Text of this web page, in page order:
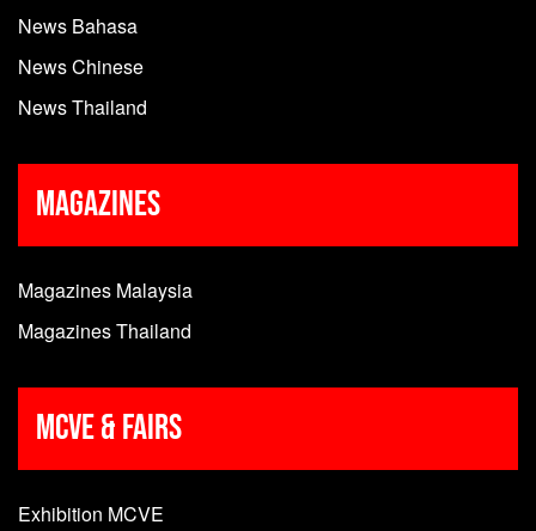
News Bahasa
News Chinese
News Thailand
Magazines
Magazines Malaysia
Magazines Thailand
MCVE & Fairs
Exhibition MCVE